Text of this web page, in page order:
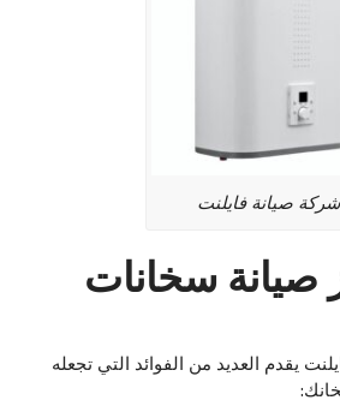
شركة صيانة فايلنت
صيانة سخانات
يقدم العديد من الفوائد التي تجعله